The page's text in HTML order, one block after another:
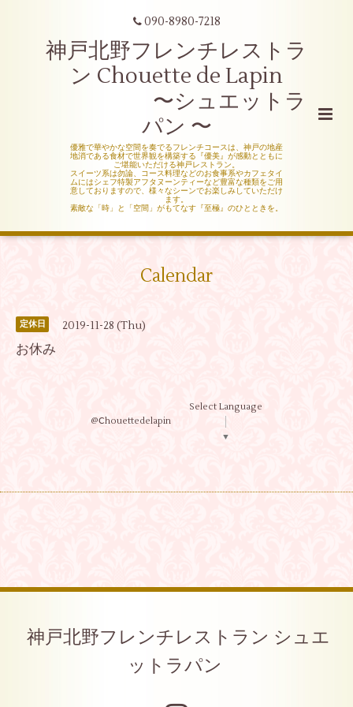
090-8980-7218
神戸北野フレンチレストラ
ン Chouette de Lapin
〜シュエットラ
パン 〜
優雅で華やかな空間を奏でるフレンチコースは、神戸の地産
地消である食材で世界観を構築する『優美』が感動とともに
ご堪能いただける神戸レストラン。
スイーツ系は勿論、コース料理などのお食事系やカフェタイ
ムにはシェフ特製アフタヌーンティーなど豊富な種類をご用
意しておりますので、様々なシーンでお楽しみしていただけ
ます。
素敵な「時」と「空間」がもてなす『至極』のひとときを。
Calendar
定休日 2019-11-28 (Thu)
お休み
@Ⅽhouettedelapin
Select Language
▼
神戸北野フレンチレストラン シュエ
ットラパン